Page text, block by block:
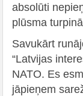
absolūti
plūsma
Savukārt
“Latvijas
NATO. Es
jāpieņem